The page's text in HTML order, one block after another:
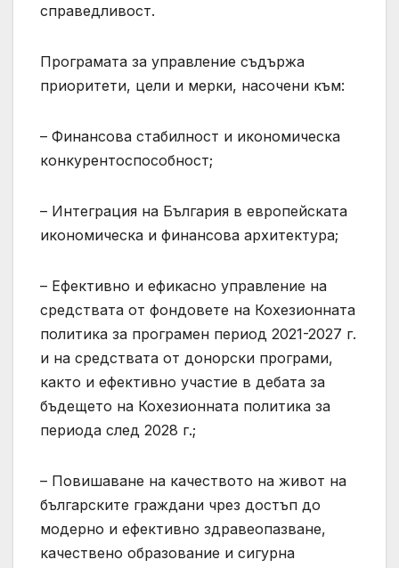
справедливост.
Програмата за управление съдържа
приоритети, цели и мерки, насочени към:
– Финансова стабилност и икономическа
конкурентоспособност;
– Интеграция на България в европейската
икономическа и финансова архитектура;
– Ефективно и ефикасно управление на
средствата от фондовете на Кохезионната
политика за програмен период 2021-2027 г.
и на средствата от донорски програми,
както и ефективно участие в дебата за
бъдещето на Кохезионната политика за
периода след 2028 г.;
– Повишаване на качеството на живот на
българските граждани чрез достъп до
модерно и ефективно здравеопазване,
качествено образование и сигурна